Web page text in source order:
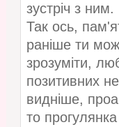
зустріч з ним.
Так ось,
раніше ти
зрозуміти,
позитивних
видніше,
то